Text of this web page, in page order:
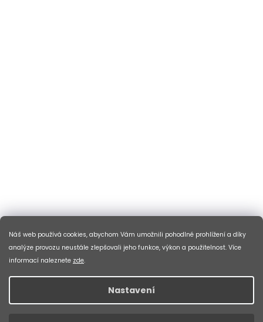
Náš web používá cookies, abychom Vám umožnili pohodlné prohlížení a díky
analýze provozu neustále zlepšovali jeho funkce, výkon a použitelnost. Více
informací naleznete zde.
Nastavení